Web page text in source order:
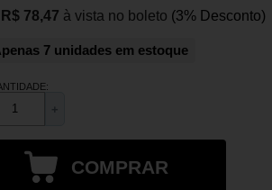
R$ 78,47 à vista no boleto (3% Desconto)
7 unidades em estoque
+
COMPRAR